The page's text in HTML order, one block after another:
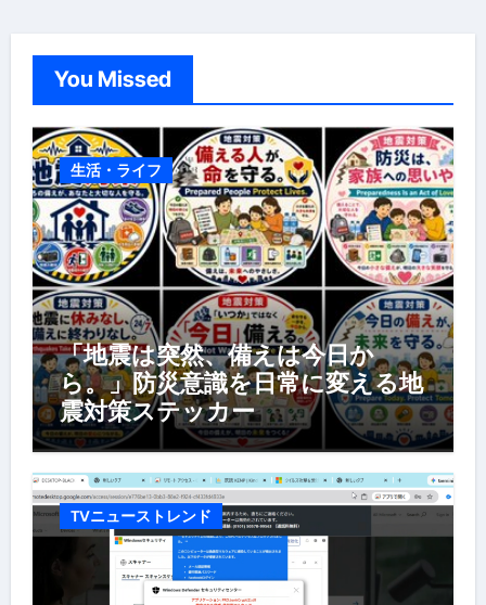
You Missed
生活・ライフ
「地震は突然、備えは今日か
ら。」防災意識を日常に変える地
震対策ステッカー
TVニューストレンド